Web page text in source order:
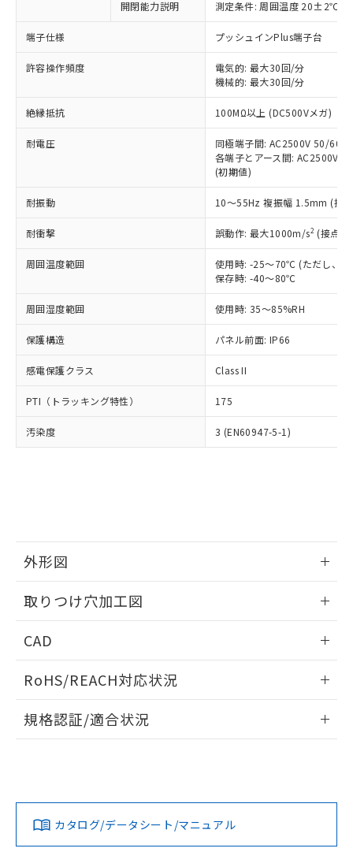
開閉能力説明 測定条件: 周囲温度 20±2℃、
端子仕様 プッシュインPlus端子台
許容操作頻度
電気的: 最大30回/分
機械的: 最大30回/分
絶縁抵抗 100MΩ以上 (DC500Vメガ)
耐電圧
同極端子間: AC2500V 50/
各端子とアース間: AC2500V
(初期値)
耐振動 10～55Hz 複振幅 1.5mm (接
耐衝撃 誤動作: 最大1000m/s2 (接点
周囲温度範囲
使用時: -25～70℃ (ただし、氷
保存時: -40～80℃
周囲湿度範囲 使用時: 35～85%RH
保護構造 パネル前面: IP66
感電保護クラス Class II
PTI（トラッキング特性） 175
汚染度 3 (EN60947-5-1)
外形図
取りつけ穴加工図
CAD
ドすることができます。
ログイン/会員登録
ダウンロードデータをご利用いただく前に、以下を必ずお読
みください。
ソフトウェアの使用条件
RoHS/REACH対応状況
EU RoHS 注意事項・凡例
対応済み
規格認証/適合状況
カタログ/データシート/マニュアル
以下の条件をお読みいただき、同意のうえ
ご利用ください。
本サービスは、当社制御機器事業取扱
商品の当社在庫状況および標準価格
(税抜)を提供させていただくもので
当社制御機器事業取扱商品の中には、
本サービスの対象外となる商品もある
ことをご了承ください。
在庫状況および標準価格照会結果は、
記載している更新日時点での社内デー
タに基づき作成されるものであり、閲
覧された時点での実際の在庫および標
準価格とは異なる場合があることをご
正式な納期状況および標準価格はお客
様のお取引先、またはお客様担当のオ
ムロン制御機器販売店・当社販売員に
オムロン制御機器販売店や当社販売拠
点は「
販売ネットワーク
」をご確認
在庫状況および標準価格結果を当社の
事前の承諾なく第三者に漏洩または開
示しないようお願いします。
マイパーツ機能（部品リスト作成サー
および当社の共同利用者が、当社の製
引・商談に必要な範囲で利用すること
をご了承ください。
※当社の共同利用者とは、
指します。
対応予定なし：EU RoHS指令（10物質）の
非含有に非対応の商品で、対応品を出す予
定はありません。
非含有の対応状況を調査中または確認中の
非該当品：ライセンス料など無形物で、有
害物質有無と関係のない商品です。
仕入先様の事情により、非含有部品として
いたものが、含有品と判明した場合などや
むを得ず変更することがあります。
鉛(Pb) 1000ppm以下、 水銀(Hg) 1000ppm以下、 カド
(PBDE) 1000ppm以下、フタル酸ビス(2-エチルヘキシ
ル) (DEHP)(別名：DOP) 1000ppm以下、フタル酸ブチ
ルベンジル（BBP） 1000ppm以下、フタル酸ジブチル
（DBP） 1000ppm以下、フタル酸ジイソブチル
(DIBP) 1000ppm以下
但し、RoHS指令で産業用監視および制御機器に対する
適用除外項目は除く。
※2 対応予定月
部品在庫の切り替え状況などにより、予定
下記の非含有証明書をダウンロードするこ
とができます。
EU RoHS指令（10物質）の非含有証明書
51物質の非含有証明書（当社基準）
るもので、過去に遡って非含有を証明する
ものではありません。
また、RoHS指令のフタル酸エステル類４
荷製品に未対応品が混在することから備考
欄に対応日を記載しておりました。
す。
※1 中国RoHS○×表
「○」：最大均質材料含有率が中国RoHSの
基準値以下であることを示します。
「×」：最大均質材料含有率が中国RoHSの
基準値を超えていることを示します。
「－」：未確認です。当社販売部門へお問
*中国RoHS10物質の基準値 (GB/T26572)：
Pb(鉛) :1000ppm、 Hg(水銀) : 1000ppm、 Cd(カドミウ
Cr(Ⅵ)(六価クロム) : 1000ppm、 PBBs(ポリ臭化ビフェ
ニル類) : 1000ppm、 PBDEs(ポリ臭化ジフェニルエーテ
DBP(フタル酸ジブチル) : 1000ppm、 DIBP(フタル酸ジ
イソブチル) : 1000ppm、 BBP(フタル酸ブチルベンジ
ル) : 1000ppm、
DEHP(フタル酸ビス(2-エチルヘキシル)) : 1000ppm
※2 環境保護使用期限
「ｅ」：有害物質（10物質）のすべてが基
「10」：通常の使用状況下において有害物
当社は、これら貴社製品のうち、外国
為替および外国貿易法に定める商品
または国外への提供する場合は、日本
国政府の輸出許可(または役務取引許
当社は規制貨物を破棄する場合は、完
全に破砕するなど、違法に輸出されな
いよう必要な手段を講じます。
当社は貴社製品を、核兵器、ミサイ
ル、化学兵器、生物兵器またはその他
武器並びにこれらの製造装置等に一切
使用いたしません。
当社は、貴社製品を第三者に販売する
場合は、上記1、2および3の内容を当
該第三者に通知します。また当社は、
販売先および販売に係わる関係者が違
○ 一定数以上の在庫あり
△ 一定数には満たないが在庫あり
在庫なし(最新の在庫状況につ
たはお客様担当のオムロン制御
機器販売店・当社販売員にご確
空
受注生産機種、また在庫状況の